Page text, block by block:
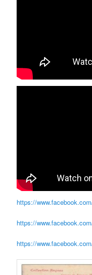
https://
https://
https://